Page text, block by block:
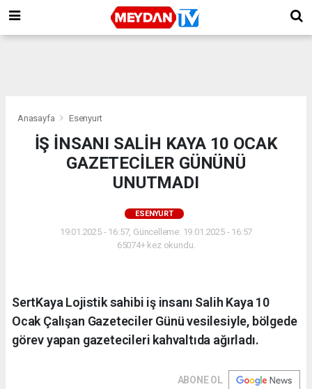
Anasayfa Esenyurt
İŞ İNSANI SALİH KAYA 10 OCAK
GAZETECİLER GÜNÜNÜ
UNUTMADI
ESENYURT
19.01.2025 - 16:57, Güncelleme: 19.01.2025 - 16:57
65074+ kez okundu.
SertKaya Lojistik sahibi iş insanı Salih Kaya 10
Ocak Çalışan Gazeteciler Günü vesilesiyle, bölgede
görev yapan gazetecileri kahvaltıda ağırladı.
ABONE OL